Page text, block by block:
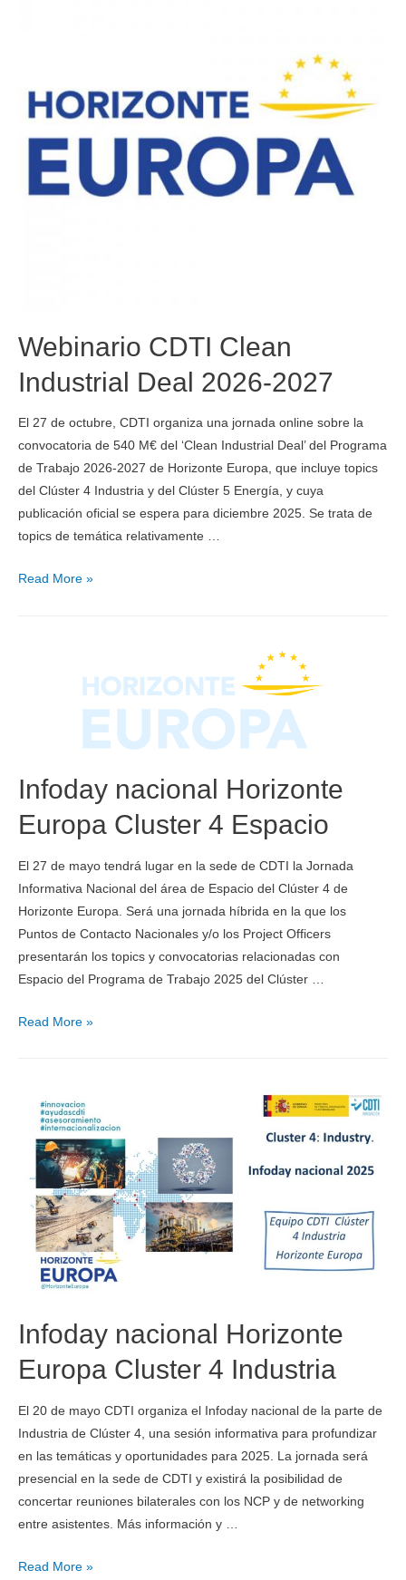
Webinario CDTI Clean
Industrial Deal 2026-2027
El 27 de octubre, CDTI organiza una jornada online sobre la
convocatoria de 540 M€ del ‘Clean Industrial Deal’ del Programa
de Trabajo 2026-2027 de Horizonte Europa, que incluye topics
del Clúster 4 Industria y del Clúster 5 Energía, y cuya
publicación oficial se espera para diciembre 2025. Se trata de
topics de temática relativamente …
Read More »
Infoday nacional Horizonte
Europa Cluster 4 Espacio
El 27 de mayo tendrá lugar en la sede de CDTI la Jornada
Informativa Nacional del área de Espacio del Clúster 4 de
Horizonte Europa. Será una jornada híbrida en la que los
Puntos de Contacto Nacionales y/o los Project Officers
presentarán los topics y convocatorias relacionadas con
Espacio del Programa de Trabajo 2025 del Clúster …
Read More »
Infoday nacional Horizonte
Europa Cluster 4 Industria
El 20 de mayo CDTI organiza el Infoday nacional de la parte de
Industria de Clúster 4, una sesión informativa para profundizar
en las temáticas y oportunidades para 2025. La jornada será
presencial en la sede de CDTI y existirá la posibilidad de
concertar reuniones bilaterales con los NCP y de networking
entre asistentes. Más información y …
Read More »